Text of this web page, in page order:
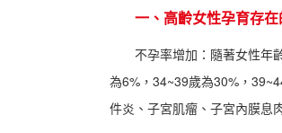
一、高齡女性孕育存
不孕率增加：隨著女性年
為6%，34~39歲為30%，
件炎、子宮肌瘤、子宮內膜息